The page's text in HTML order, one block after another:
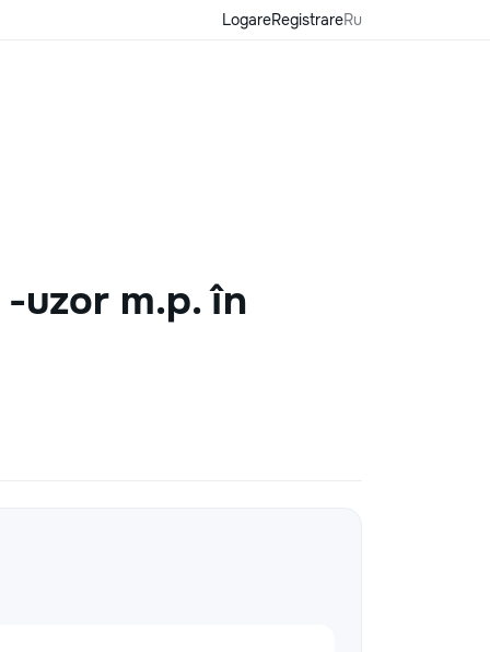
LogareRegistrareRu
uzor m.p. în